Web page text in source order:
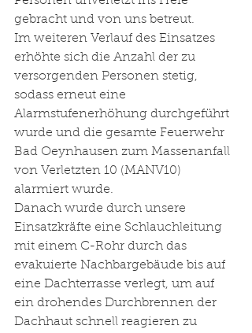
gebracht und von uns betreut.
Im weiteren Verlauf des Einsatzes
erhöhte sich die Anzahl der zu
versorgenden Personen stetig,
sodass erneut eine
Alarmstufenerhöhung durchgeführt
wurde und die gesamte Feuerwehr
Bad Oeynhausen zum Massenanfall
von Verletzten 10 (MANV10)
alarmiert wurde.
Danach wurde durch unsere
Einsatzkräfte eine Schlauchleitung
mit einem C-Rohr durch das
evakuierte Nachbargebäude bis auf
eine Dachterrasse verlegt, um auf
ein drohendes Durchbrennen der
Dachhaut schnell reagieren zu